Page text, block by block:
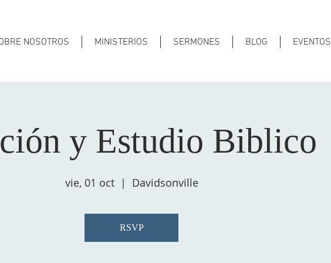
NOSOTROS MINISTERIOS SERMONES BLOG EVENTOS
y Estudio Biblico
vie, 01 oct
  |
Davidsonville
RSVP